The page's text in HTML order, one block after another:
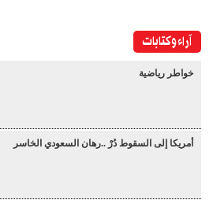
آراء وكتابات
خواطر رياضية
أمريكا إلى السقوط دُرْ ..رهان السعودي الخاسر